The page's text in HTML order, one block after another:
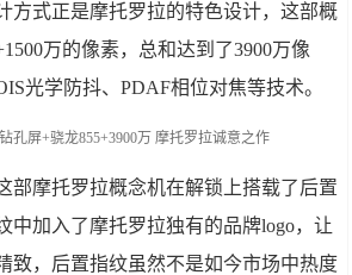
方式正是摩托罗拉的特色设计，这部概
万的像素，总和达到了3900万像
光学防抖、PDAF相位对焦等技术。
部摩托罗拉概念机在解锁上搭载了后置
中加入了摩托罗拉独有的品牌logo，让
致，后置指纹虽然不是如今市场中热度